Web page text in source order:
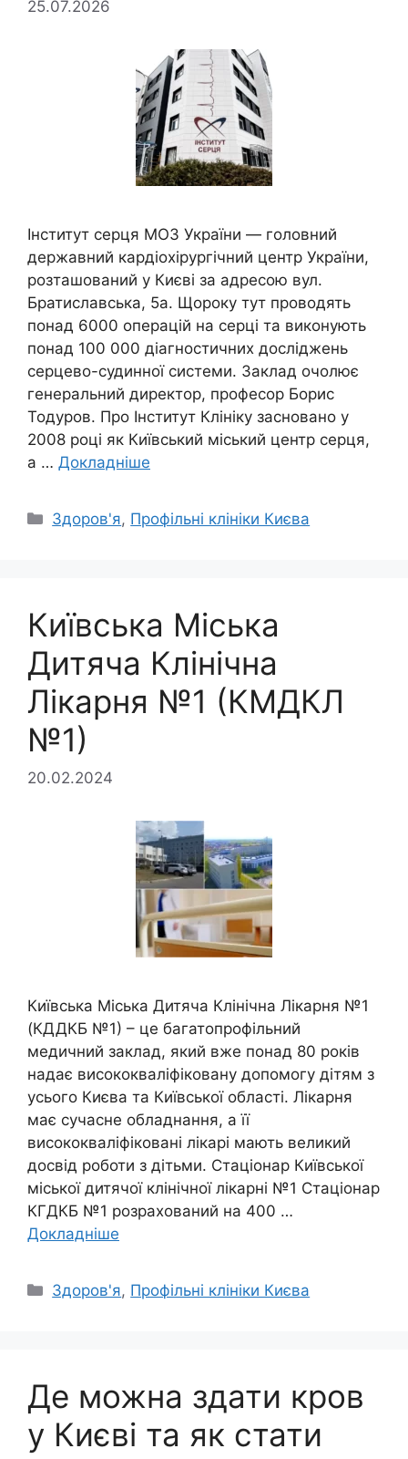
25.07.2026
Інститут серця МОЗ України — головний
державний кардіохірургічний центр України,
розташований у Києві за адресою вул.
Братиславська, 5а. Щороку тут проводять
понад 6000 операцій на серці та виконують
понад 100 000 діагностичних досліджень
серцево-судинної системи. Заклад очолює
генеральний директор, професор Борис
Тодуров. Про Інститут Клініку засновано у
2008 році як Київський міський центр серця,
а … Докладніше
Категорії
Здоров'я, Профільні клініки Києва
Київська Міська
Дитяча Клінічна
Лікарня №1 (КМДКЛ
№1)
20.02.2024
Київська Міська Дитяча Клінічна Лікарня №1
(КДДКБ №1) – це багатопрофільний
медичний заклад, який вже понад 80 років
надає висококваліфіковану допомогу дітям з
усього Києва та Київської області. Лікарня
має сучасне обладнання, а її
висококваліфіковані лікарі мають великий
досвід роботи з дітьми. Стаціонар Київської
міської дитячої клінічної лікарні №1 Стаціонар
КГДКБ №1 розрахований на 400 …
Докладніше
Категорії
Здоров'я, Профільні клініки Києва
Де можна здати кров
у Києві та як стати